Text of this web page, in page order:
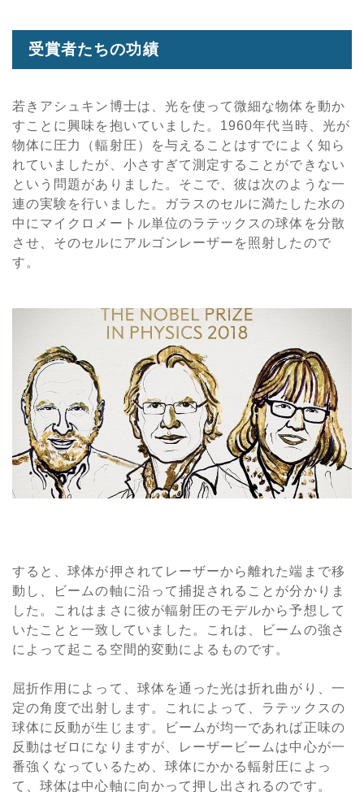
受賞者たちの功績
若きアシュキン博士は、光を使って微細な物体を動か
すことに興味を抱いていました。1960年代当時、光が
物体に圧力（輻射圧）を与えることはすでによく知ら
れていましたが、小さすぎて測定することができない
という問題がありました。そこで、彼は次のような一
連の実験を行いました。ガラスのセルに満たした水の
中にマイクロメートル単位のラテックスの球体を分散
させ、そのセルにアルゴンレーザーを照射したので
す。
すると、球体が押されてレーザーから離れた端まで移
動し、ビームの軸に沿って捕捉されることが分かりま
した。これはまさに彼が輻射圧のモデルから予想して
いたことと一致していました。これは、ビームの強さ
によって起こる空間的変動によるものです。
屈折作用によって、球体を通った光は折れ曲がり、一
定の角度で出射します。これによって、ラテックスの
球体に反動が生じます。ビームが均一であれば正味の
反動はゼロになりますが、レーザービームは中心が一
番強くなっているため、球体にかかる輻射圧によっ
て、球体は中心軸に向かって押し出されるのです。